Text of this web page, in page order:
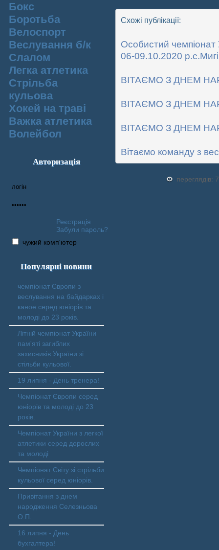
Бокс
Боротьба
Велоспорт
Веслування б/к
Cлалом
Легка атлетика
Стрільба
кульова
Хокей на траві
Важка атлетика
Волейбол
Авторизація
Реєстрація
Забули пароль?
чужий комп'ютер
Популярні новини
чемпіонат Європи з
веслування на байдарках і
каное серед юніорів та
молоді до 23 років.
Літній чемпіонат України
пам'яті загиблих
захисників України зі
стільби кульової.
19 липня - День тренера!
Чемпіонат Європи серед
юніорів та молоді до 23
років.
Чемпіонат України з легкої
атлетики серед дорослих
та молоді
Чемпіонат Світу зі стрільби
кульової серед юніорів.
Привітання з днем
народження Селезньова
О.П.
16 липня - День
бухгалтера!
Схожі публікації:
Особистий чемпіонат
06-09.10.2020
ВІТАЄМО З ДНЕМ
ВІТАЄМО З ДНЕМ
ВІТАЄМО З ДНЕМ
Вітаємо команду з
переглядів: